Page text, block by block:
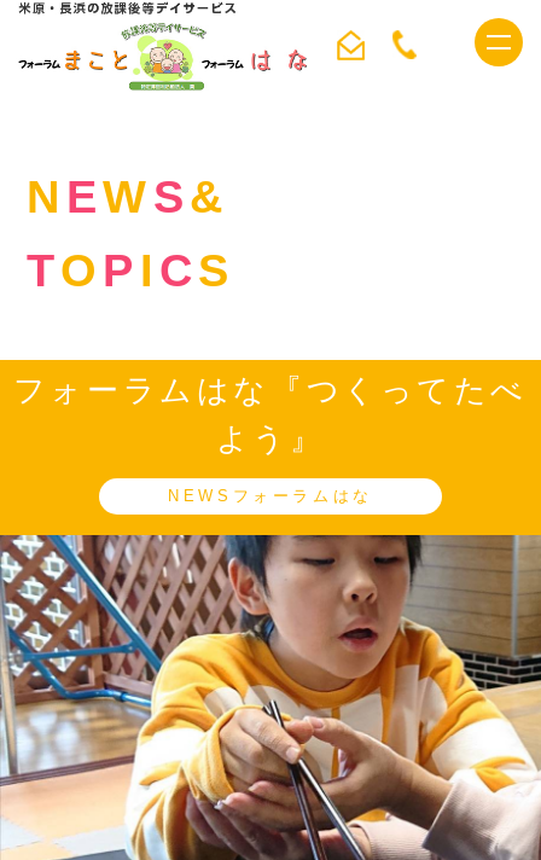
t
o
NEWS&TOPICS フォーラムはな『つくってたべよう』
N EWS&
TO P I CS
フォーラムはな『つくってたべ
よう』
NEWSフォーラムはな